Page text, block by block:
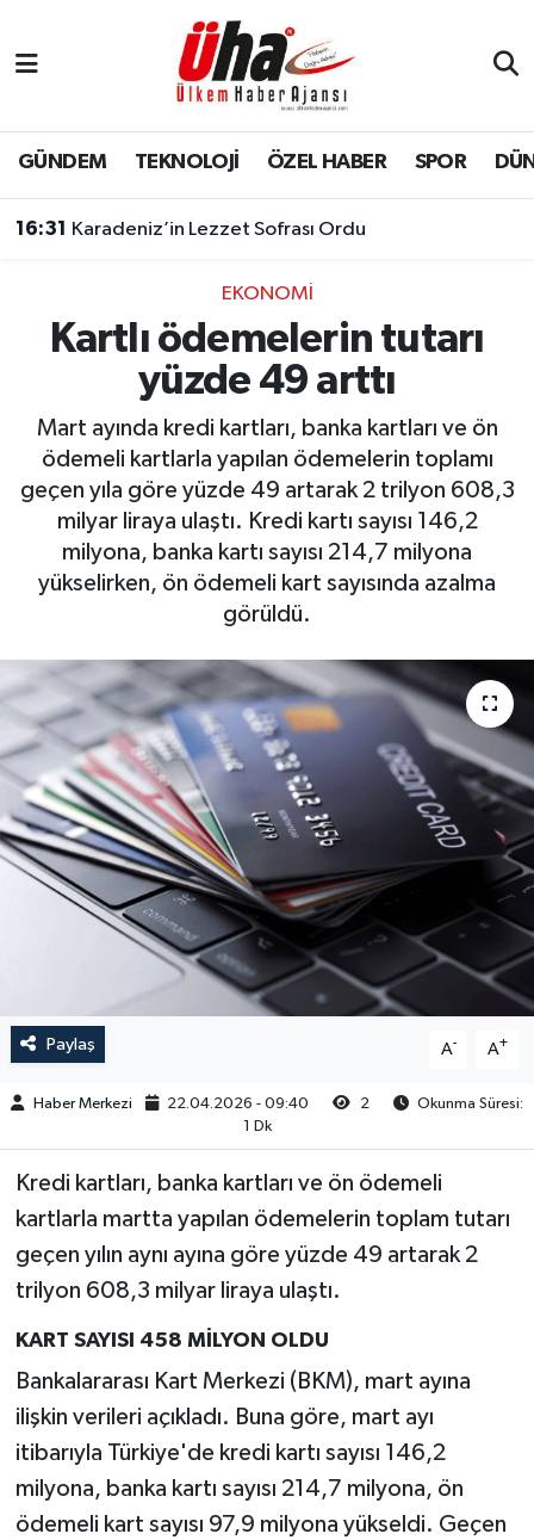
GÜNDEM TEKNOLOJİ ÖZEL HABER SPOR
16:31 Karadeniz’in Lezzet Sofrası Ordu
EKONOMİ
Kartlı ödemelerin tutarı
yüzde 49 arttı
Mart ayında kredi kartları, banka kartları ve ön
ödemeli kartlarla yapılan ödemelerin toplamı
geçen yıla göre yüzde 49 artarak 2 trilyon 608,3
milyar liraya ulaştı. Kredi kartı sayısı 146,2
milyona, banka kartı sayısı 214,7 milyona
yükselirken, ön ödemeli kart sayısında azalma
görüldü.
Paylaş A- A+
Haber Merkezi 22.04.2026 - 09:40 2
Okunma Süresi:
1 Dk
Kredi kartları, banka kartları ve ön ödemeli
kartlarla martta yapılan ödemelerin toplam tutarı
geçen yılın aynı ayına göre yüzde 49 artarak 2
trilyon 608,3 milyar liraya ulaştı.
KART SAYISI 458 MİLYON OLDU
Bankalararası Kart Merkezi (BKM), mart ayına
ilişkin verileri açıkladı. Buna göre, mart ayı
itibarıyla Türkiye'de kredi kartı sayısı 146,2
milyona, banka kartı sayısı 214,7 milyona, ön
ödemeli kart sayısı 97,9 milyona yükseldi. Geçen
İstanbul Nöbetçi Eczaneler
İstanbul Hava Durumu
Süper Lig Puan Durumu ve Fikstür
Tüm Manşetler
Son Dakika Haberleri
Haber Arşivi